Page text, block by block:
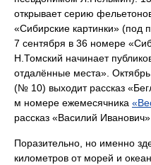
открывает серию
«Сибирские картинки» (под
7 сентября в 36 номере
Н.Томский начинает
отдалённые места».
(№ 10) выходит рассказ
м номере ежемесячника
рассказ «Василий
Поразительно, но именно
километров от морей и